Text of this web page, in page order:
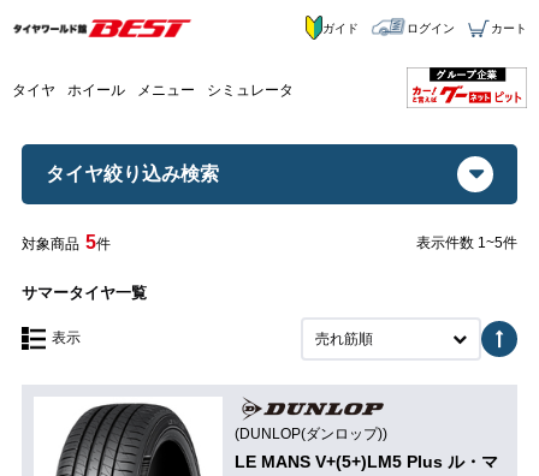
タイヤ ホイール メニュー シミュレータ
ガイド ログイン カート
タイヤ絞り込み検索
対象商品 5件 表示件数 1~5件
サマータイヤ一覧
表示 売れ筋順
(DUNLOP(ダンロップ))
LE MANS V+(5+)LM5 Plus ル・マ